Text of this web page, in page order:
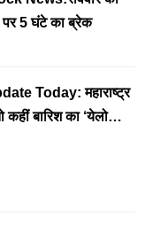
पर 5 घंटे का ब्रेक
Today: महाराष्ट्र
बारिश का ‘येलो